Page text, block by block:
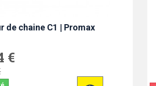
de chaine C1 | Promax
€